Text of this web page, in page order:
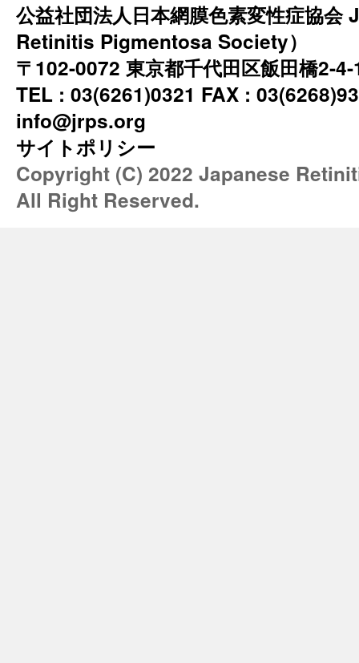
公益社団法人日本網膜色素変性症協会
Retinitis Pigmentosa Society）
〒102-0072 東京都千代田区飯田橋2-
TEL : 03(6261)0321 FAX :
info@jrps.org
サイトポリシー
Copyright (C) 2022 Japanese
All Right Reserved.